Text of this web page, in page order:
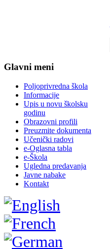
Glavni meni
Poljoprivredna škola
Informacije
Upis u novu školsku
godinu
Obrazovni profili
Preuzmite dokumenta
Učenički radovi
e-Oglasna tabla
e-Škola
Ugledna predavanja
Javne nabake
Kontakt